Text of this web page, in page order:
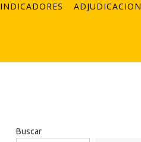
INDICADORES ADJUDICACION
Buscar